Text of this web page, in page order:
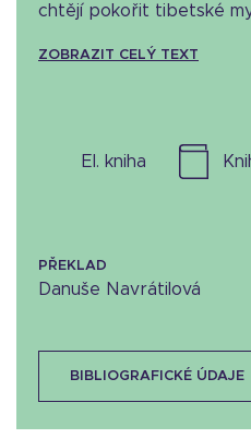
chtějí pokořit tibetské
ZOBRAZIT CELÝ TEXT
el. kniha
PŘEKLAD
Danuše Navrátilová
BIBLIOGRAFICKÉ ÚDAJE